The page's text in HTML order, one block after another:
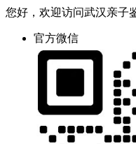
您好，欢迎访问武汉亲子
官方微信